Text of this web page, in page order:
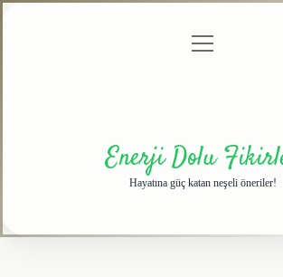
menüyü
Enerji Dolu
Hayatına güç katan neşeli öneriler!